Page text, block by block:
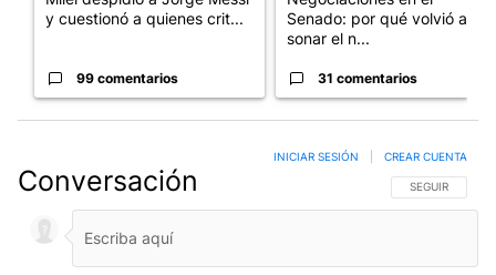
y cuestionó a quienes crit...
99 comentarios
Senado: por qué volvió a
sonar el n...
31 comentarios
Conversación SIGA ESTA
SEGUIR
INICIAR SESIÓN CREAR CUENTA